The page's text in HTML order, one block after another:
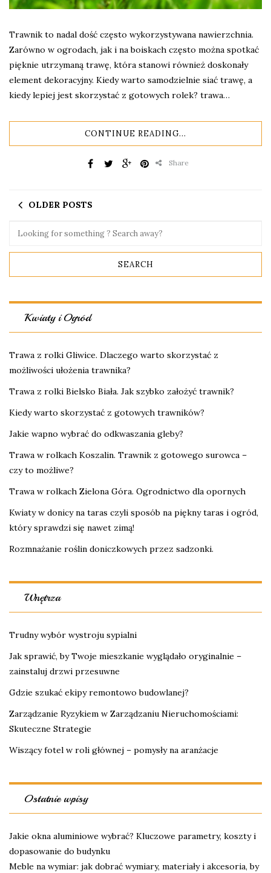
Trawnik to nadal dość często wykorzystywana nawierzchnia.
Zarówno w ogrodach, jak i na boiskach często można spotkać
pięknie utrzymaną trawę, która stanowi również doskonały
element dekoracyjny. Kiedy warto samodzielnie siać trawę, a
kiedy lepiej jest skorzystać z gotowych rolek? trawa…
CONTINUE READING...
Share
OLDER POSTS
Kwiaty i Ogród
Trawa z rolki Gliwice. Dlaczego warto skorzystać z
możliwości ułożenia trawnika?
Trawa z rolki Bielsko Biała. Jak szybko założyć trawnik?
Kiedy warto skorzystać z gotowych trawników?
Jakie wapno wybrać do odkwaszania gleby?
Trawa w rolkach Koszalin. Trawnik z gotowego surowca –
czy to możliwe?
Trawa w rolkach Zielona Góra. Ogrodnictwo dla opornych
Kwiaty w donicy na taras czyli sposób na piękny taras i ogród,
który sprawdzi się nawet zimą!
Rozmnażanie roślin doniczkowych przez sadzonki.
Wnętrza
Trudny wybór wystroju sypialni
Jak sprawić, by Twoje mieszkanie wyglądało oryginalnie –
zainstaluj drzwi przesuwne
Gdzie szukać ekipy remontowo budowlanej?
Zarządzanie Ryzykiem w Zarządzaniu Nieruchomościami:
Skuteczne Strategie
Wiszący fotel w roli głównej – pomysły na aranżacje
Ostatnie wpisy
Jakie okna aluminiowe wybrać? Kluczowe parametry, koszty i
dopasowanie do budynku
Meble na wymiar: jak dobrać wymiary, materiały i akcesoria, by